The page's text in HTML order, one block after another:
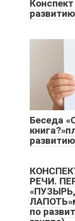
Беседа
РЕЧИ.
по